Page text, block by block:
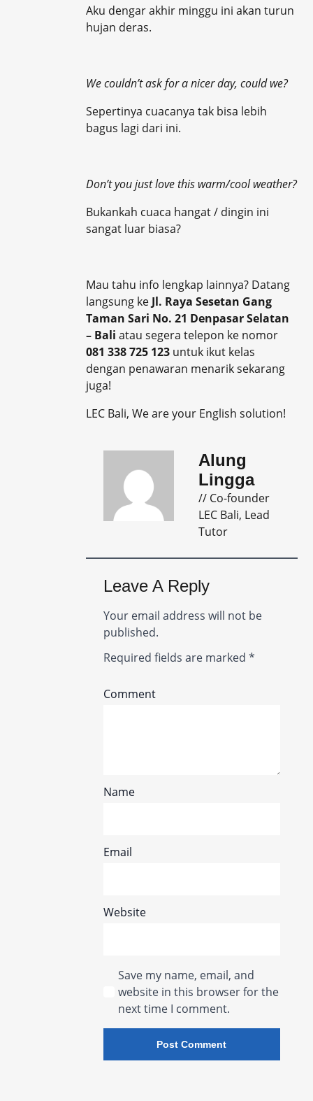
Aku dengar akhir minggu ini akan turun
hujan deras.
We couldn’t ask for a nicer day, could we?
Sepertinya cuacanya tak bisa lebih
bagus lagi dari ini.
Don’t you just love this warm/cool weather?
Bukankah cuaca hangat / dingin ini
sangat luar biasa?
Mau tahu info lengkap lainnya? Datang
langsung ke Jl. Raya Sesetan Gang
Taman Sari No. 21 Denpasar Selatan
– Baliatau segera telepon ke nomor
081 338 725 123 untuk ikut kelas
dengan penawaran menarik sekarang
juga!
LEC Bali, We are your English solution!
Alung
Lingga
// Co-founder
LEC Bali, Lead
Tutor
Leave A Reply
Your email address will not be
published.
Required fields are marked*
Comment
Name
Email
Website
Save my name, email, and
website in this browser for the
next time I comment.